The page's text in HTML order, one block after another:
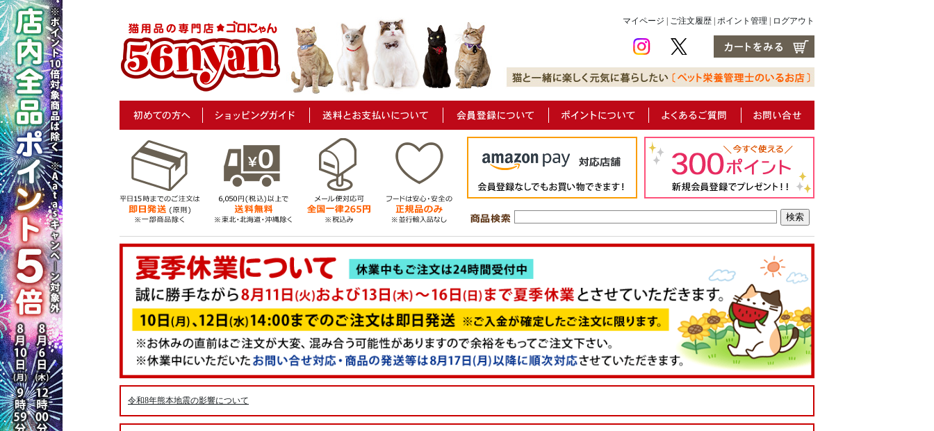
マイページ ご注文履歴 ポイント管理 ログアウト
令和8年熊本地震の影響について